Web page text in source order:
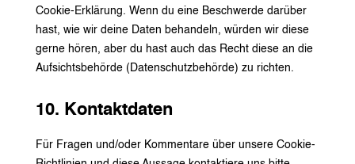
Cookie-Erklärung. Wenn du eine Beschwerde darüber
hast, wie wir deine Daten behandeln, würden wir diese
gerne hören, aber du hast auch das Recht diese an die
Aufsichtsbehörde (Datenschutzbehörde) zu richten.
10. Kontaktdaten
Für Fragen und/oder Kommentare über unsere Cookie-